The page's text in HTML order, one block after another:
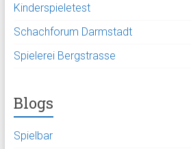
Kinderspieletest
Schachforum Darmstadt
Spielerei Bergstrasse
Blogs
Spielbar